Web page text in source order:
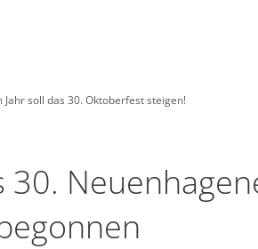
Jahr soll das 30. Oktoberfest steigen!